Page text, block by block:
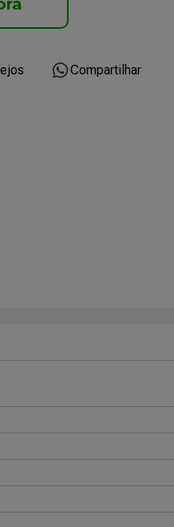
Compartilhar